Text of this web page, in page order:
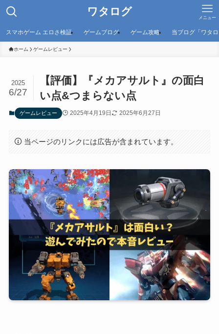
ワタログ メニュー
スマホゲーム エロさ検証 ゲームブログ ゲーム攻略 当ブログ「ワタ
ホーム ゲームレビュー
【評価】『メカアサルト』の面白
い点&つまらない点
2025
6/27
ゲームレビュー 2025年4月19日 2025年6月27日
当ページのリンクには広告が含まれています。